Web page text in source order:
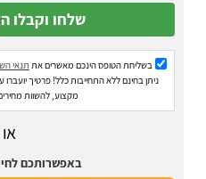
בשליחת הטופס הינכם מאשרים את תנאי
ניתן בחינם ללא התחייבות כלל! פרטיך
מקצוע, להשוות
או
באפשרותכם